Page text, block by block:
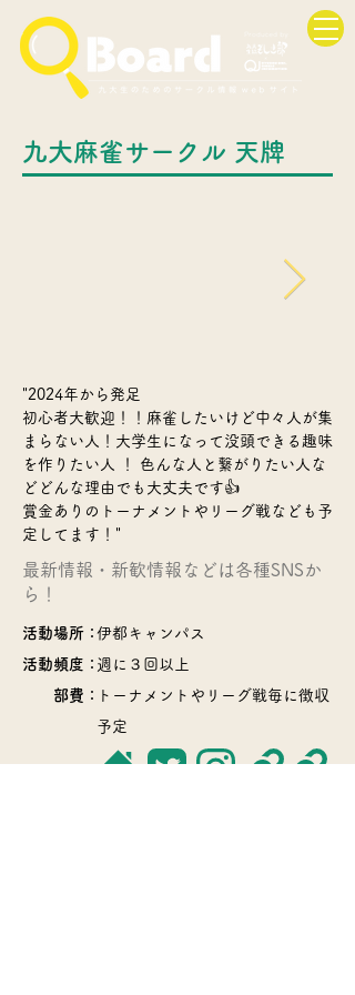
九大麻雀サークル 天牌
"2024年から発足
初心者大歓迎！！麻雀したいけど中々人が集
まらない人！大学生になって没頭できる趣味
を作りたい人 ！ 色んな人と繋がりたい人な
どどんな理由でも大丈夫です👍
賞金ありのトーナメントやリーグ戦なども予
定してます！"
​最新情報・新歓情報などは各種SNSか
ら！
活動場所：伊都キャンパス
活動頻度：週に３回以上
部費：
トーナメントやリーグ戦毎に徴収
予定